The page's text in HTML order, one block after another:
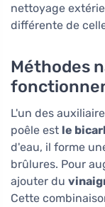
nettoyage
différente de
Méthodes
L'un des
poêle est le
d'eau, il forme
brûlures. Pour
ajouter du
Cette